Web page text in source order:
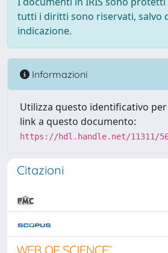
tutti i diritti sono riservati, salvo
indicazione.
Informazioni
Utilizza questo identificativo
link a questo documento:
https://hdl.handle.net/11311/
Citazioni